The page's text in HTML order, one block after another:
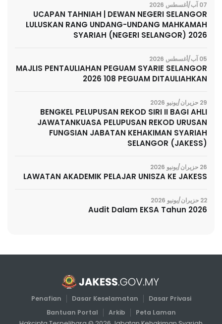
07 آب/أغسطس 2026
UCAPAN TAHNIAH | DEWAN NEGERI SELANGOR
LULUSKAN RANG UNDANG-UNDANG MAHKAMAH
SYARIAH (NEGERI SELANGOR) 2026
05 آب/أغسطس 2026
MAJLIS PENTAULIAHAN PEGUAM SYARIE SELANGOR
2026 108 PEGUAM DITAULIAHKAN
29 حزيران/يونيو 2026
BENGKEL PELUPUSAN REKOD SIRI II BAGI AHLI
JAWATANKUASA PELUPUSAN REKOD URUSAN
FUNGSIAN JABATAN KEHAKIMAN SYARIAH
SELANGOR (JAKESS)
26 حزيران/يونيو 2026
LAWATAN AKADEMIK PELAJAR UNISZA KE JAKESS
22 حزيران/يونيو 2026
Audit Dalam EKSA Tahun 2026
Dasar Privasi
Dasar Keselamatan
Penafian
Peta Laman
Arkib
Bantuan Portal